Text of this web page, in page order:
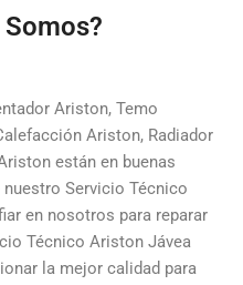
Ariston, Temo
Ariston, Radiador
están en buenas
Servicio Técnico
en nosotros para reparar
Técnico Ariston Jávea
la mejor calidad para